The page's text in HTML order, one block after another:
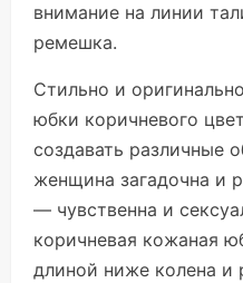
внимание на линии
ремешка.
Стильно и
юбки коричневого
создавать различные
женщина загадочна и
— чувственна и
коричневая кожаная
длиной ниже колена и